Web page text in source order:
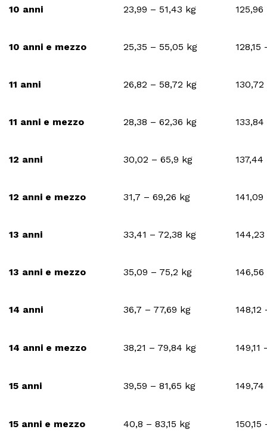
10 anni 23,99 – 51,43 kg
10 anni e mezzo 25,35 – 55,05 kg
11 anni 26,82 – 58,72 kg
11 anni e mezzo 28,38 – 62,36 kg
12 anni 30,02 – 65,9 kg
12 anni e mezzo 31,7 – 69,26 kg
13 anni 33,41 – 72,38 kg
13 anni e mezzo 35,09 – 75,2 kg
14 anni 36,7 – 77,69 kg
14 anni e mezzo 38,21 – 79,84 kg
15 anni 39,59 – 81,65 kg
15 anni e mezzo 40,8 – 83,15 kg